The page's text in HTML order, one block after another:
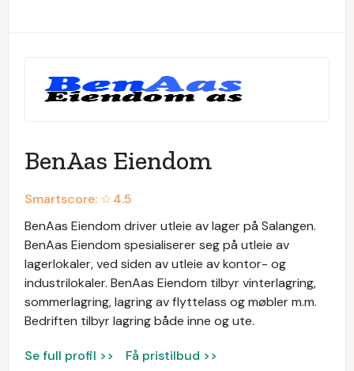
BenAas Eiendom
Smartscore: ☆4.5
BenAas Eiendom driver utleie av lager på Salangen.
BenAas Eiendom spesialiserer seg på utleie av
lagerlokaler, ved siden av utleie av kontor- og
industrilokaler. BenAas Eiendom tilbyr vinterlagring,
sommerlagring, lagring av flyttelass og møbler m.m.
Bedriften tilbyr lagring både inne og ute.
Se full profil >> Få pristilbud >>